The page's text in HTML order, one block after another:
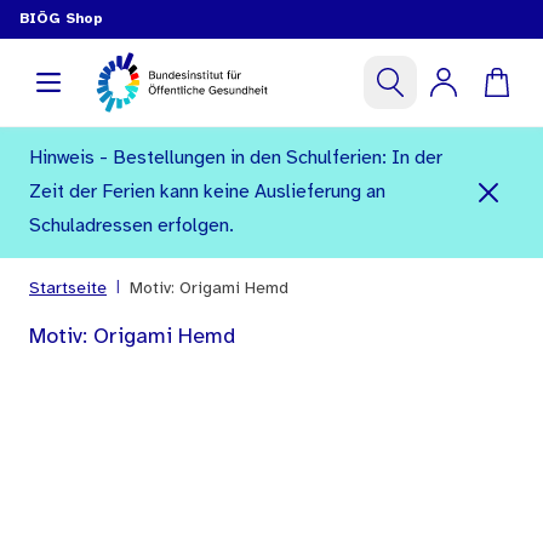
BIÖG Shop
Hinweis - Bestellungen in den Schulferien: In der
Zeit der Ferien kann keine Auslieferung an
Schuladressen erfolgen.
Startseite Motiv: Origami Hemd
Motiv: Origami Hemd